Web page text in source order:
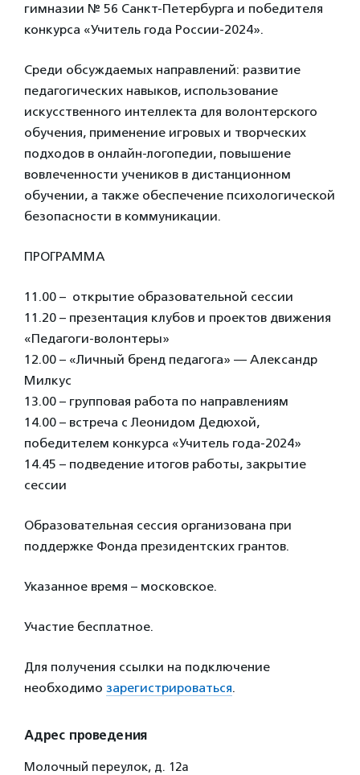
гимназии № 56 Санкт-Петербурга и победителя
конкурса «Учитель года России-2024».
Среди обсуждаемых направлений: развитие
педагогических навыков, использование
искусственного интеллекта для волонтерского
обучения, применение игровых и творческих
подходов в онлайн-логопедии, повышение
вовлеченности учеников в дистанционном
обучении, а также обеспечение психологической
безопасности в коммуникации.
ПРОГРАММА
11.00 – открытие образовательной сессии
11.20 – презентация клубов и проектов движения
«Педагоги-волонтеры»
12.00 – «Личный бренд педагога» — Александр
Милкус
13.00 – групповая работа по направлениям
14.00 – встреча с Леонидом Дедюхой,
победителем конкурса «Учитель года-2024»
14.45 – подведение итогов работы, закрытие
сессии
Образовательная сессия организована при
поддержке Фонда президентских грантов.
Указанное время – московское.
Участие бесплатное.
Для получения ссылки на подключение
необходимо зарегистрироваться.
Адрес проведения
Молочный переулок, д. 12а